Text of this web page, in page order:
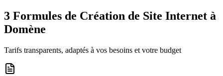
3 Formules de Création de Site Internet à
Domène
Tarifs transparents, adaptés à vos besoins et votre budget